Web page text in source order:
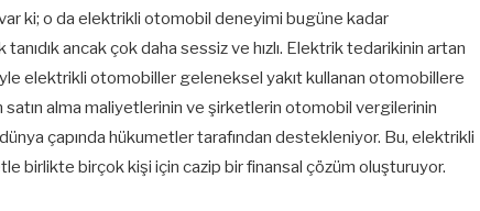
ki; o da elektrikli otomobil deneyimi bugüne kadar
tanıdık ancak çok daha sessiz ve hızlı. Elektrik tedarikinin artan
elektrikli otomobiller geleneksel yakıt kullanan otomobillere
alma maliyetlerinin ve şirketlerin otomobil vergilerinin
çapında hükumetler tarafından destekleniyor. Bu, elektrikli
birlikte birçok kişi için cazip bir finansal çözüm oluşturuyor.